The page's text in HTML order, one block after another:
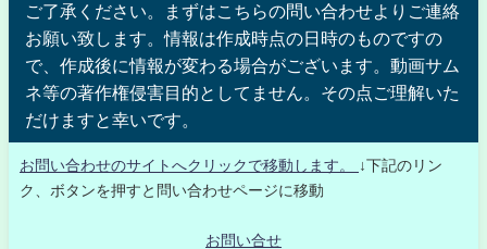
ご了承ください。まずはこちらの問い合わせよりご連絡
お願い致します。情報は作成時点の日時のものですの
で、作成後に情報が変わる場合がございます。動画サム
ネ等の著作権侵害目的としてません。その点ご理解いた
だけますと幸いです。
お問い合わせのサイトへクリックで移動します。
↓下記のリン
ク、ボタンを押すと問い合わせページに移動
お問い合せ